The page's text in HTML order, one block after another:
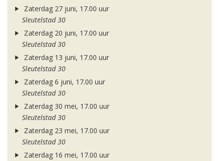
Zaterdag 27 juni, 17.00 uur
Sleutelstad 30
Zaterdag 20 juni, 17.00 uur
Sleutelstad 30
Zaterdag 13 juni, 17.00 uur
Sleutelstad 30
Zaterdag 6 juni, 17.00 uur
Sleutelstad 30
Zaterdag 30 mei, 17.00 uur
Sleutelstad 30
Zaterdag 23 mei, 17.00 uur
Sleutelstad 30
Zaterdag 16 mei, 17.00 uur